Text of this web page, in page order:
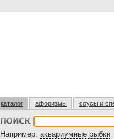
каталог афоризмы соусы и
Например, аквариумные рыбки